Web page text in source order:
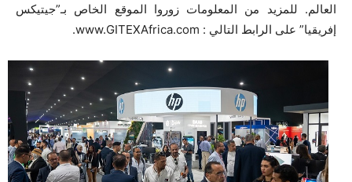
العالم. للمزيد من المعلومات زوروا الموقع الخاص بـ”جيتيكس
إفريقيا” على الرابط التالي : www.GITEXAfrica.com.